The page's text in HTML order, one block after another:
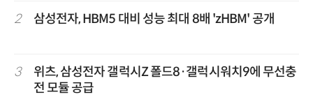
2 삼성전자, HBM5 대비 성능 최대 8배 'zHBM' 공개
3
위츠, 삼성전자 갤럭시Z 폴드8·갤럭시워치9에 무선충
전 모듈 공급